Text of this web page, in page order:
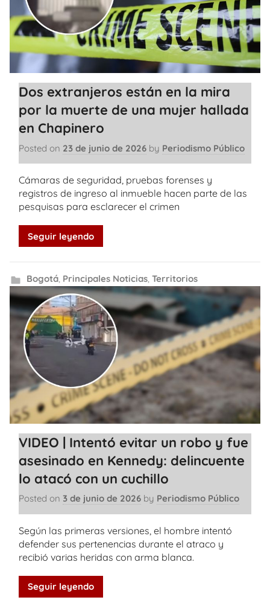
Dos extranjeros están en la mira
por la muerte de una mujer hallada
en Chapinero
Posted on 23 de junio de 2026 by Periodismo Público
Cámaras de seguridad, pruebas forenses y
registros de ingreso al inmueble hacen parte de las
pesquisas para esclarecer el crimen
Seguir leyendo
Bogotá, Principales Noticias, Territorios
VIDEO | Intentó evitar un robo y fue
asesinado en Kennedy: delincuente
lo atacó con un cuchillo
Posted on 3 de junio de 2026 by Periodismo Público
Según las primeras versiones, el hombre intentó
defender sus pertenencias durante el atraco y
recibió varias heridas con arma blanca.
Seguir leyendo